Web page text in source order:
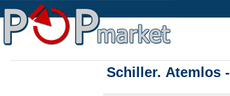
Schiller. Atemlos